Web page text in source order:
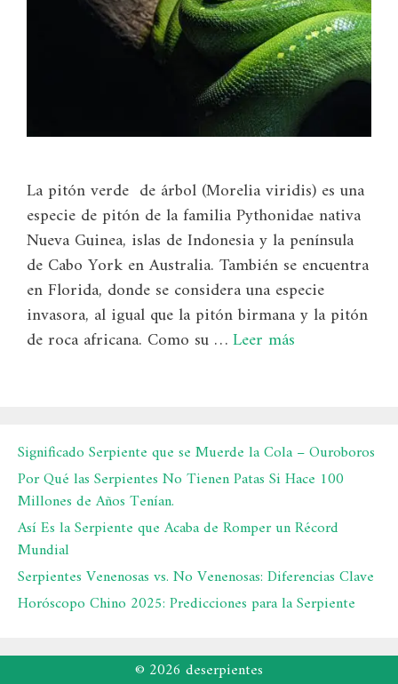
La pitón verde de árbol (Morelia viridis) es una
especie de pitón de la familia Pythonidae nativa
Nueva Guinea, islas de Indonesia y la península
de Cabo York en Australia. También se encuentra
en Florida, donde se considera una especie
invasora, al igual que la pitón birmana y la pitón
de roca africana. Como su …Leer más
Significado Serpiente que se Muerde la Cola – Ouroboros
Por Qué las Serpientes No Tienen Patas Si Hace 100
Millones de Años Tenían.
Así Es la Serpiente que Acaba de Romper un Récord
Mundial
Serpientes Venenosas vs. No Venenosas: Diferencias Clave
Horóscopo Chino 2025: Predicciones para la Serpiente
© 2026 deserpientes